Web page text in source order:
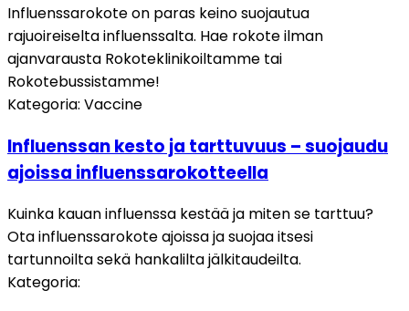
Influenssarokote on paras keino suojautua
rajuoireiselta influenssalta. Hae rokote ilman
ajanvarausta Rokoteklinikoiltamme tai
Rokotebussistamme!
Kategoria: Vaccine
Influenssan kesto ja tarttuvuus – suojaudu
ajoissa influenssarokotteella
Kuinka kauan influenssa kestää ja miten se tarttuu?
Ota influenssarokote ajoissa ja suojaa itsesi
tartunnoilta sekä hankalilta jälkitaudeilta.
Kategoria: